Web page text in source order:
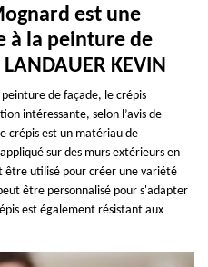
est une
à la peinture de
KEVIN
de façade, le crépis
intéressante, selon l’avis de
crépis est un matériau de
sur des murs extérieurs en
être utilisé pour créer une variété
être personnalisé pour s'adapter
est également résistant aux